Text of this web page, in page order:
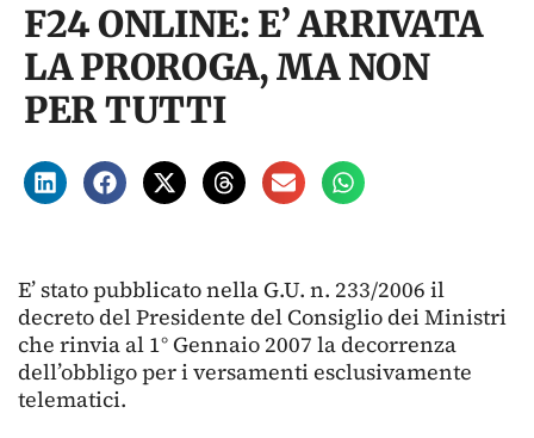
F24 ONLINE: E’ ARRIVATA
LA PROROGA, MA NON
PER TUTTI
E’ stato pubblicato nella G.U. n. 233/2006 il
decreto del Presidente del Consiglio dei Ministri
che rinvia al 1° Gennaio 2007 la decorrenza
dell’obbligo per i versamenti esclusivamente
telematici.